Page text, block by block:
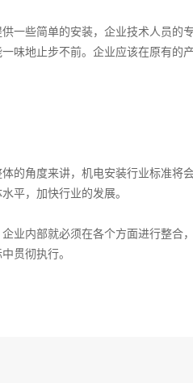
些简单的安装，企业技术人员的
味地止步不前。企业应该在原有的
角度来讲，机电安装行业标准将
平，加快行业的发展。
内部就必须在各个方面进行整合
贯彻执行。